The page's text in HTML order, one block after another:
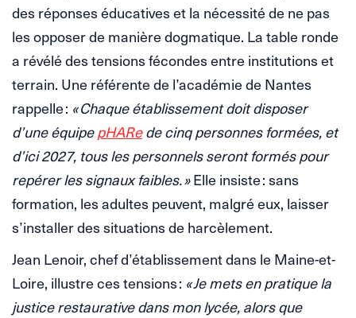
des réponses éducatives et la nécessité de ne pas
les opposer de manière dogmatique. La table ronde
a révélé des tensions fécondes entre institutions et
terrain. Une référente de l’académie de Nantes
rappelle : « Chaque établissement doit disposer
d’une équipepHARede cinq personnes formées, et
d’ici 2027, tous les personnels seront formés pour
repérer les signaux faibles. »Elle insiste : sans
formation, les adultes peuvent, malgré eux, laisser
s’installer des situations de harcèlement.
Jean Lenoir, chef d’établissement dans le Maine-et-
Loire, illustre ces tensions : « Je mets en pratique la
justice restaurative dans mon lycée, alors que